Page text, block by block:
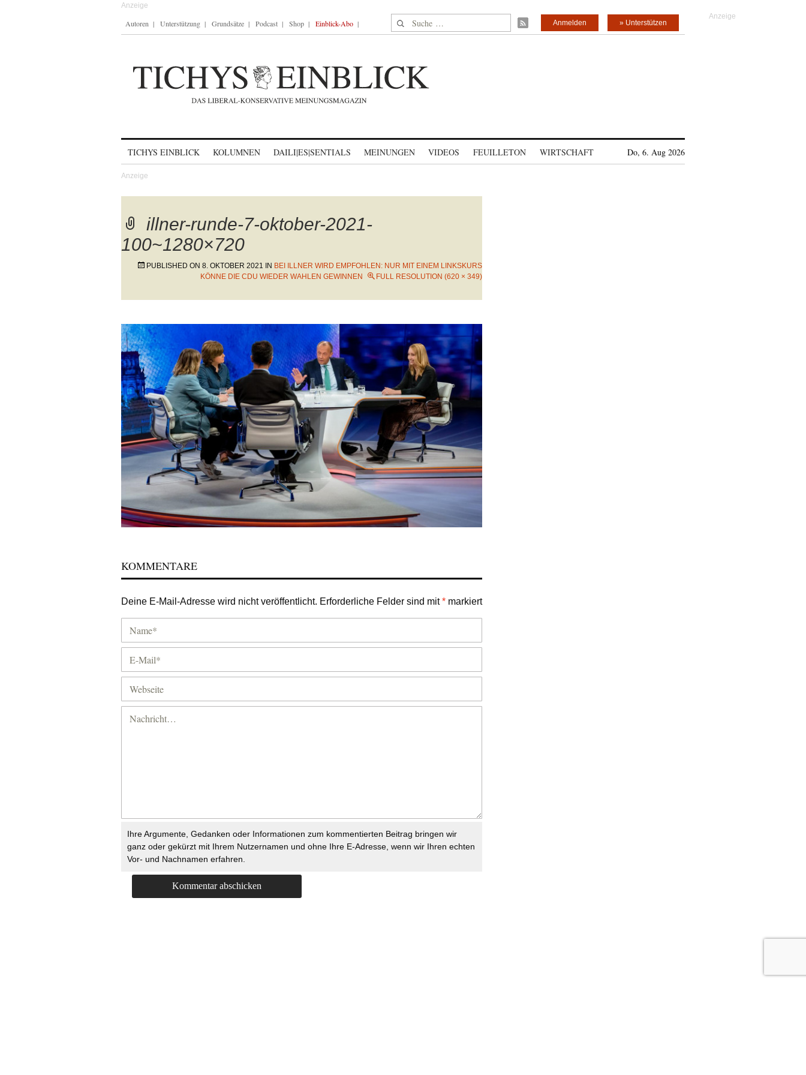
Autoren Unterstützung Grundsätze Podcast Shop Einblick-Abo Suche nach: » Unterstützen
Anmelden
TICHYS EINBLICK KOLUMNEN DAILI|ES|SENTIALS MEINUNGEN VIDEOS FEUILLETON WIRTSCHAFT Do, 6. Aug 2026
illner-runde-7-oktober-2021-
100~1280×720
PUBLISHED ON 8. OKTOBER 2021 IN BEI ILLNER WIRD EMPFOHLEN: NUR MIT EINEM LINKSKURS
KÖNNE DIE CDU WIEDER WAHLEN GEWINNEN
FULL RESOLUTION (620 × 349)
KOMMENTARE
Deine E-Mail-Adresse wird nicht veröffentlicht. Erforderliche Felder sind mit* markiert
Ihre Argumente, Gedanken oder Informationen zum kommentierten Beitrag bringen wir
ganz oder gekürzt mit Ihrem Nutzernamen und ohne Ihre E-Adresse, wenn wir Ihren echten
Vor- und Nachnamen erfahren.